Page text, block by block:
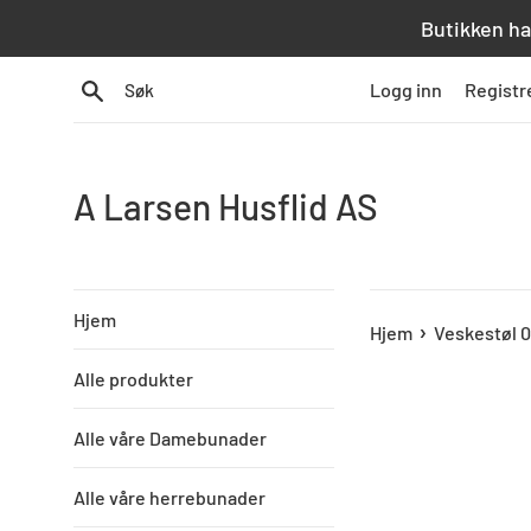
Butikken
Søk Logg inn
A Larsen Husflid AS
Hjem
Alle produkter
Alle våre Damebunader
Alle våre herrebunader
Hjem › Veskestøl